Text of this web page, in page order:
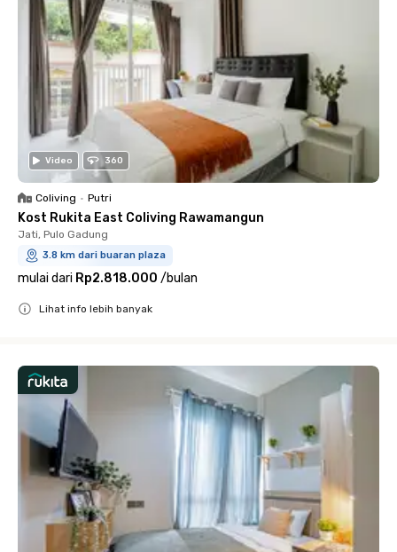
Video 360
Coliving • Putri
Kost Rukita East Coliving Rawamangun
Jati, Pulo Gadung
3.8 km dari buaran plaza
mulai dari Rp2.818.000 /bulan
Lihat info lebih banyak